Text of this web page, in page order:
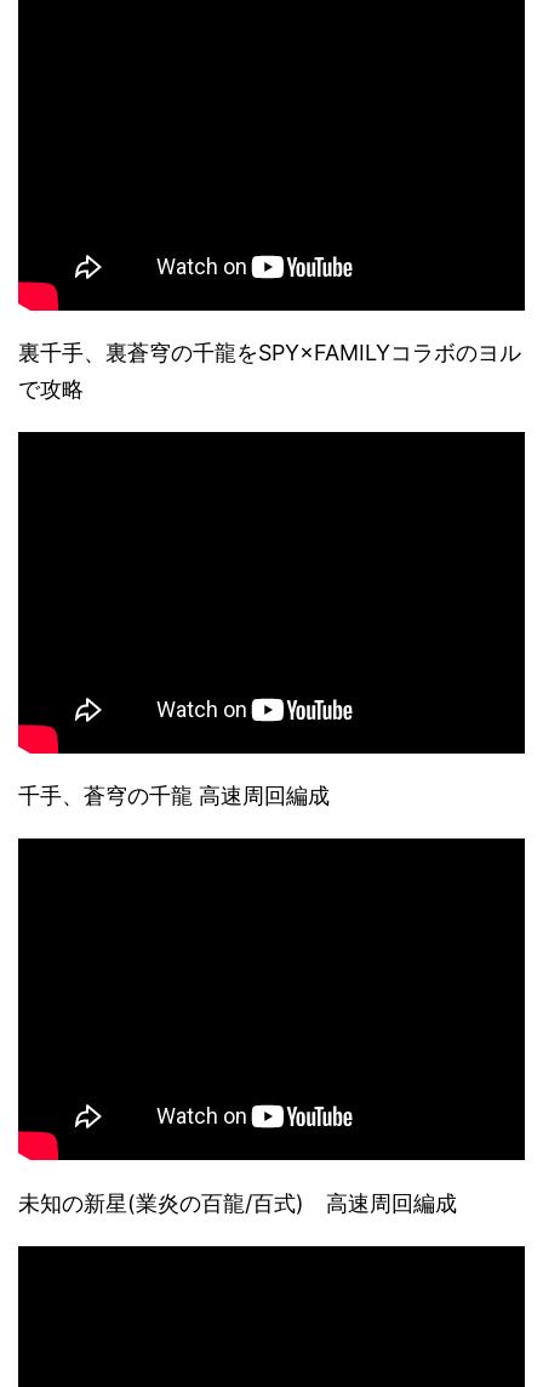
裏千手、裏蒼穹の千龍をSPY×FAMILYコラボのヨル
で攻略
千手、蒼穹の千龍 高速周回編成
未知の新星(業炎の百龍/百式) 高速周回編成